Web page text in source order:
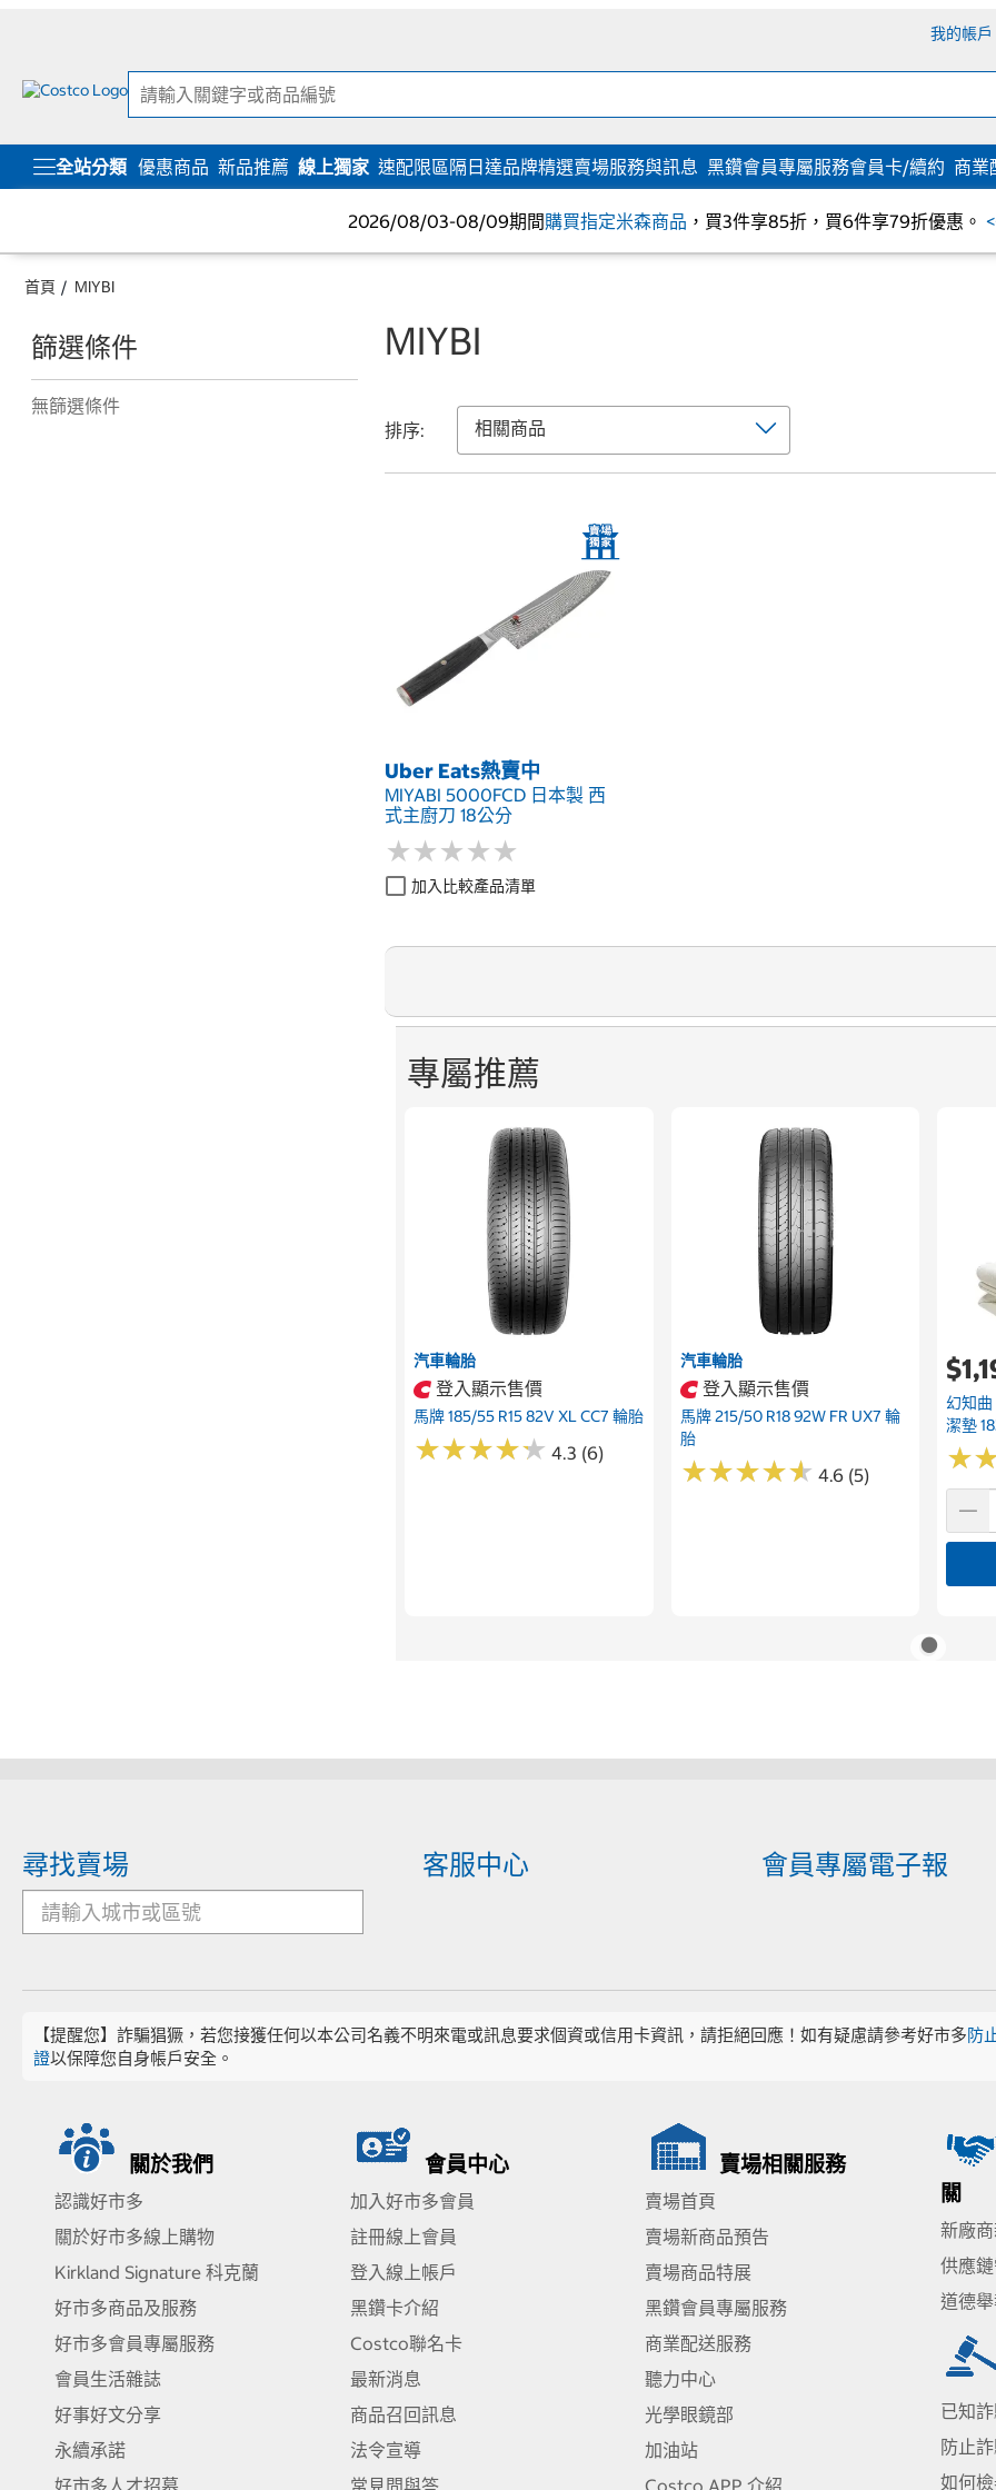
我的帳戶
全站分類 優惠商品 新品推薦 線上獨家 速配限區隔日達品牌精選賣場服務與訊息 黑鑽會員專屬服務會員卡/續約 商業
2026/08/03-08/09期間購買指定米森商品 ，買3件享85折，買6件享79折優惠。
首頁 MIYBI
篩選條件
無篩選條件
MIYBI
排序:
Uber Eats熱賣中
MIYABI 5000FCD 日本製 西
式主廚刀 18公分
★★★★★
★★★★★
加入比較產品清單
專屬推薦
汽車輪胎
登入顯示售價
馬牌 185/55 R15 82V XL CC7 輪胎
★★★★★
★★★★★ 4.3 (6)
汽車輪胎
登入顯示售價
馬牌 215/50 R18 92W FR UX7 輪
胎
★★★★★
★★★★★ 4.6 (5)
幻知
潔墊
★
★
尋找賣場 客服中心 會員專屬電子報
【提醒您】詐騙猖獗，若您接獲任何以本公司名義不明來電或訊息要求個資或信用卡資訊，請拒絕回應！如有疑慮請參考好市多防
證以保障您自身帳戶安全。
關於我們
認識好市多
關於好市多線上購物
Kirkland Signature 科克蘭
好市多商品及服務
好市多會員專屬服務
會員生活雜誌
好事好文分享
永續承諾
好市多人才招募
會員中心
加入好市多會員
註冊線上會員
登入線上帳戶
黑鑽卡介紹
Costco聯名卡
最新消息
商品召回訊息
法令宣導
常見問與答
賣場相關服務
賣場首頁
賣場新商品預告
賣場商品特展
黑鑽會員專屬服務
商業配送服務
聽力中心
光學眼鏡部
加油站
Costco APP 介紹
關
新廠
供應
道德
已知
防止
如何